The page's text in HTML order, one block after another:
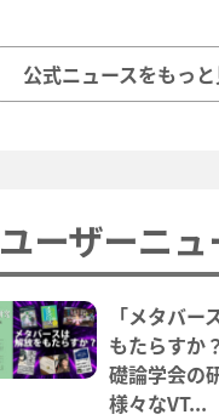
公式ニュースをもっ
ユーザーニュ
「メタバー
もたらすか
礎論学会の
様々なVT...